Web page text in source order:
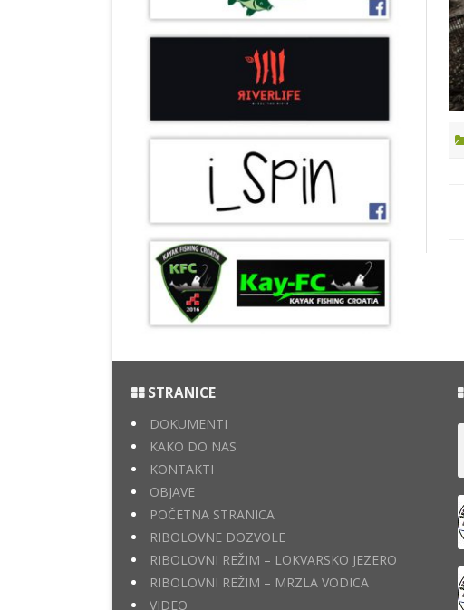
STRANICE
DOKUMENTI
KAKO DO NAS
KONTAKTI
OBJAVE
POČETNA STRANICA
RIBOLOVNE DOZVOLE
RIBOLOVNI REŽIM – LOKVARSKO JEZERO
RIBOLOVNI REŽIM – MRZLA VODICA
VIDEO